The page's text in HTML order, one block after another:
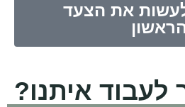
לעשות את הצעד
לעבוד איתנו?